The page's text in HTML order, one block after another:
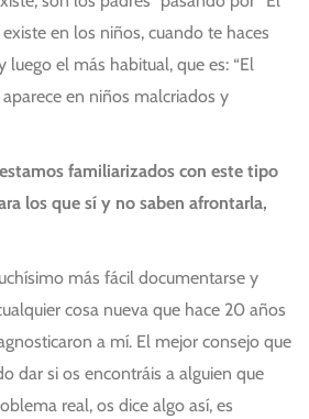
en los niños, cuando te haces
luego el más habitual, que es: “El
en niños malcriados y
familiarizados con este tipo
los que sí y no saben afrontarla,
más fácil documentarse y
cosa nueva que hace 20 años
a mí. El mejor consejo que
dar si os encontráis a alguien que
real, os dice algo así, es